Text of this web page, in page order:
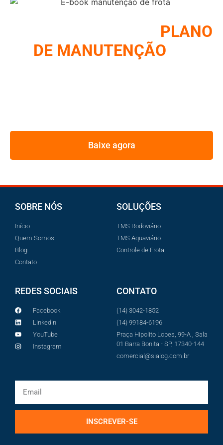
PLANO
DE MANUTENÇÃO
Baixe agora
SOBRE NÓS
Início
Quem Somos
Blog
Contato
SOLUÇÕES
TMS Rodoviário
TMS Aquaviário
Controle de Frota
REDES SOCIAIS
Facebook
Linkedin
YouTube
Instagram
CONTATO
(14) 3042-1852
(14) 99184-6196
Praça Hipolito Lopes, 99-A , Sala
01 Barra Bonita - SP, 17340-144
comercial@sialog.com.br
INSCREVER-SE